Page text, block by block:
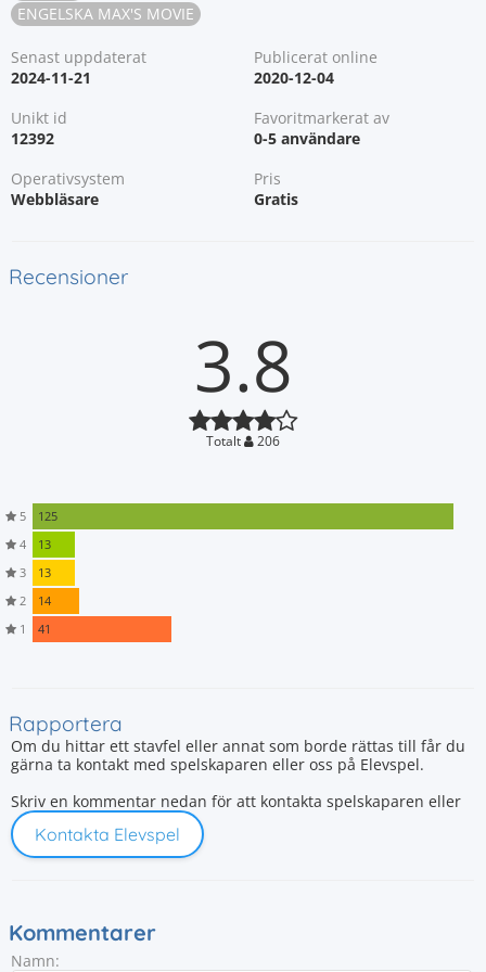
ENGELSKA MAX'S MOVIE
Senast uppdaterat
2024-11-21
Publicerat online
2020-12-04
Unikt id
12392
Favoritmarkerat av
0-5 användare
Operativsystem
Webbläsare
Pris
Gratis
Recensioner
3.8
Totalt 206
5
125
4
13
3
13
2
14
1
41
Rapportera
Om du hittar ett stavfel eller annat som borde rättas till får du
gärna ta kontakt med spelskaparen eller oss på Elevspel.
Skriv en kommentar nedan för att kontakta spelskaparen eller
Kontakta Elevspel
Kommentarer
Namn: